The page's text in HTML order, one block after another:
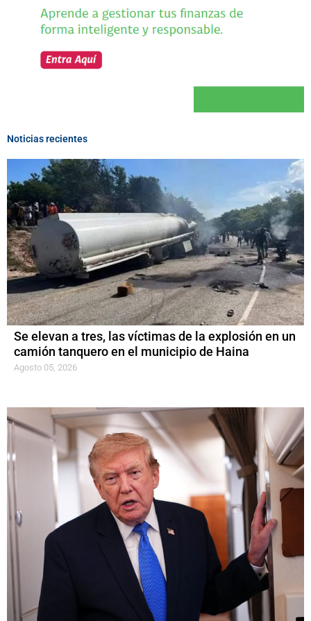
Noticias recientes
Se elevan a tres, las víctimas de la explosión en un
camión tanquero en el municipio de Haina
Agosto 05, 2026